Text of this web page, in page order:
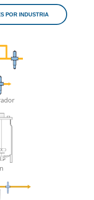
POR INDUSTRIA